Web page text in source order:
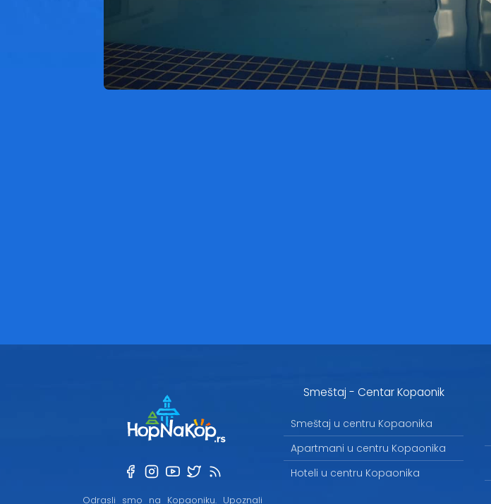
Odrasli smo na Kopaoniku. Upoznali
Smeštaj - Centar Kopaonik
Smeštaj u centru Kopaonika
Apartmani u centru Kopaonika
Hoteli u centru Kopaonika